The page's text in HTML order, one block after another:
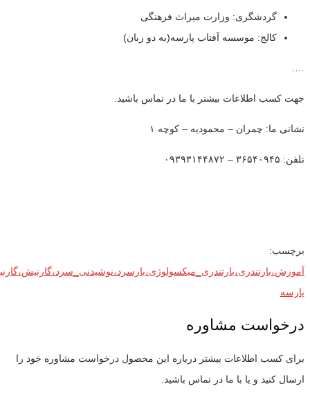
گردشگری: وزارت میراث فرهنگی
کالج: موسسه آفتاب پارسه(به دو زبان)
….
جهت کسب اطلاعات بیشتر با ما در تماس باشید.
نشانی ما: چمران – محمودیه – کوچه ۱
تلفن: ۳۶۵۴۰۹۴۵ – ۰۹۳۹۳۱۴۴۸۷۲
برچسب:
پارسه
درخواست مشاوره
برای کسب اطلاعات بیشتر درباره این محصول درخواست مشاوره خود را
ارسال کنید و یا با ما در تماس باشید.